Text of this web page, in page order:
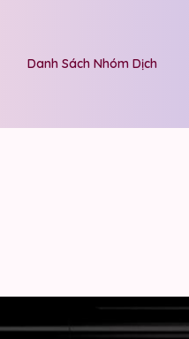
Danh Sách Nhóm Dịch